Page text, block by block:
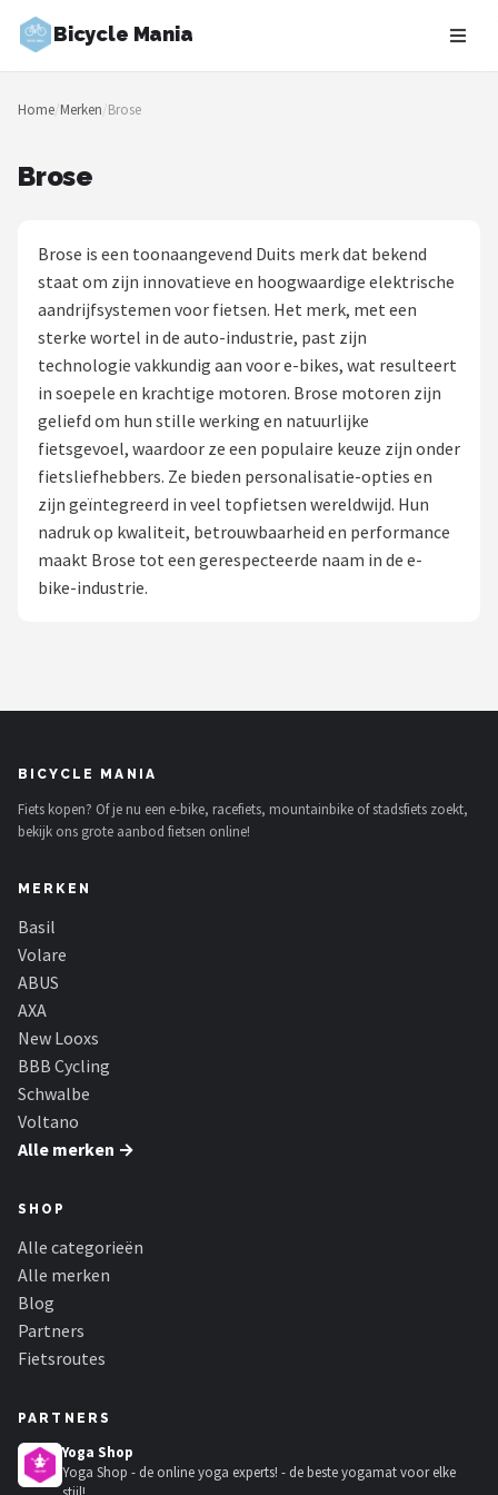
Bicycle Mania
Zoeken
NAVIGATIE
Blog
Fietsroutes
Kinderfietsen
Stadsfietsen
Elektrische fietsen
Mountainbikes
Shop
ABUS
AXA
New Looxs
BBB Cycling
Schwalbe
Voltano
Shimano
Home/Merken/Brose
Brose
Brose is een toonaangevend Duits merk dat bekend
staat om zijn innovatieve en hoogwaardige elektrische
aandrijfsystemen voor fietsen. Het merk, met een
sterke wortel in de auto-industrie, past zijn
technologie vakkundig aan voor e-bikes, wat resulteert
in soepele en krachtige motoren. Brose motoren zijn
geliefd om hun stille werking en natuurlijke
fietsgevoel, waardoor ze een populaire keuze zijn onder
fietsliefhebbers. Ze bieden personalisatie-opties en
zijn geïntegreerd in veel topfietsen wereldwijd. Hun
nadruk op kwaliteit, betrouwbaarheid en performance
maakt Brose tot een gerespecteerde naam in de e-
bike-industrie.
BICYCLE MANIA
Fiets kopen? Of je nu een e-bike, racefiets, mountainbike of stadsfiets zoekt,
bekijk ons grote aanbod fietsen online!
MERKEN
Basil
Volare
ABUS
AXA
New Looxs
BBB Cycling
Schwalbe
Voltano
Alle merken →
SHOP
Alle categorieën
Alle merken
Blog
Partners
Fietsroutes
PARTNERS
Yoga Shop
Yoga Shop - de online yoga experts! - de beste yogamat voor elke